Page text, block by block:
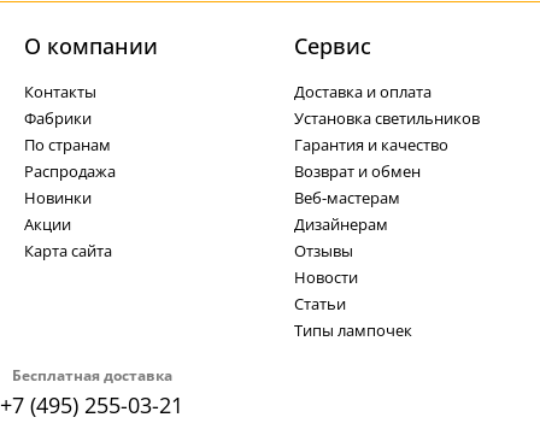
Бесплатная доставка
+7 (495) 255-03-21
О компании
Контакты
Фабрики
По странам
Распродажа
Новинки
Акции
Карта сайта
Cервис
Доставка и оплата
Установка светильников
Гарантия и качество
Возврат и обмен
Веб-мастерам
Дизайнерам
Отзывы
Новости
Статьи
Типы лампочек